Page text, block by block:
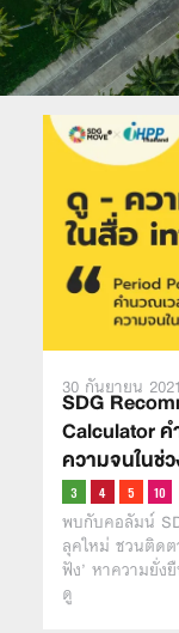
30 กันยายน 2021
SDG
Calculator ค
ความจนในช่
พบกับคอลัมน์
ลุคใหม่ ชวนติดต
ฟัง’ หาความยั่ง
ดู